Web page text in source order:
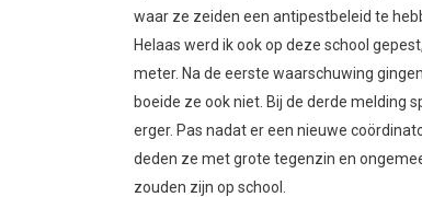
waar ze zeiden een antipestbeleid te
Helaas werd ik ook op deze school
meter. Na de eerste waarschuwing
boeide ze ook niet. Bij de derde melding
erger. Pas nadat er een nieuwe
deden ze met grote tegenzin en
zouden zijn op school.